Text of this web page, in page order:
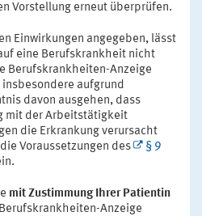
Vorstellung erneut überprüfen.
Einwirkungen angegeben, lässt
eine Berufskrankheit nicht
Berufskrankheiten-Anzeige
insbesondere aufgrund
davon ausgehen, dass
mit der Arbeitstätigkeit
die Erkrankung verursacht
Voraussetzungen des
§ 9
mit Zustimmung Ihrer Patientin
Anzeige